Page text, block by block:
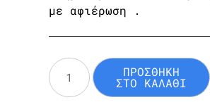
με αφιέρωση .
Στολίδι
δωράκι
για
ΠΡΟΣΘΗΚΗ
ΣΤΟ ΚΑΛΑΘΙ